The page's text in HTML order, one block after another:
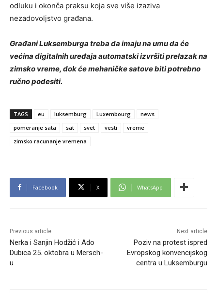
odluku i okonča praksu koja sve više izaziva
nezadovoljstvo građana.
Građani Luksemburga treba da imaju na umu da će
većina digitalnih uređaja automatski izvršiti prelazak na
zimsko vreme, dok će mehaničke satove biti potrebno
ručno podesiti.
TAGS eu luksemburg Luxembourg
news
pomeranje sata
sat svet vesti
vreme
zimsko racunanje vremena
Facebook X WhatsApp
Previous article
Nerka i Sanjin Hodžić i Ado
Dubica 25. oktobra u Mersch-
u
Next article
Poziv na protest ispred
Evropskog konvencijskog
centra u Luksemburgu